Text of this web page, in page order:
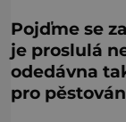
Pojďme se
je proslulá
odedávna
pro